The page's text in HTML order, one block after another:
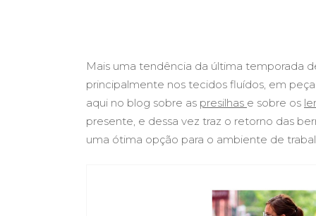
Mais uma tendência da última temporada
principalmente nos tecidos fluídos, em
aqui no blog sobre as presilhas e sobre os
presente, e dessa vez traz o retorno das
uma ótima opção para o ambiente de